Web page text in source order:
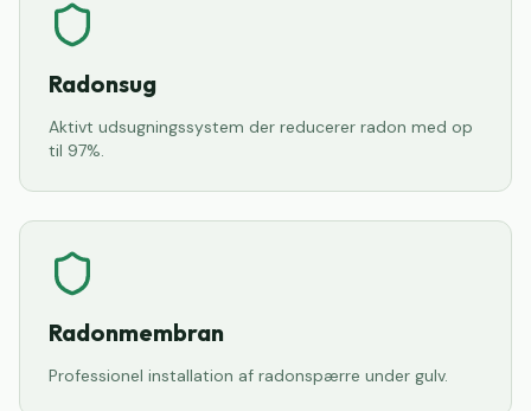
Radonsug
Aktivt udsugningssystem der reducerer radon med op
til 97%.
Radonmembran
Professionel installation af radonspærre under gulv.